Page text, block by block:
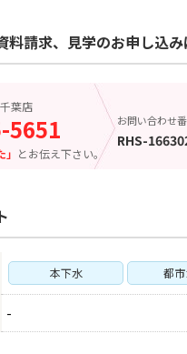
料請求、見学のお申し込
葉店
5651
とお伝え下さい。
お問い合わせ
RHS-
本下水 都市
-